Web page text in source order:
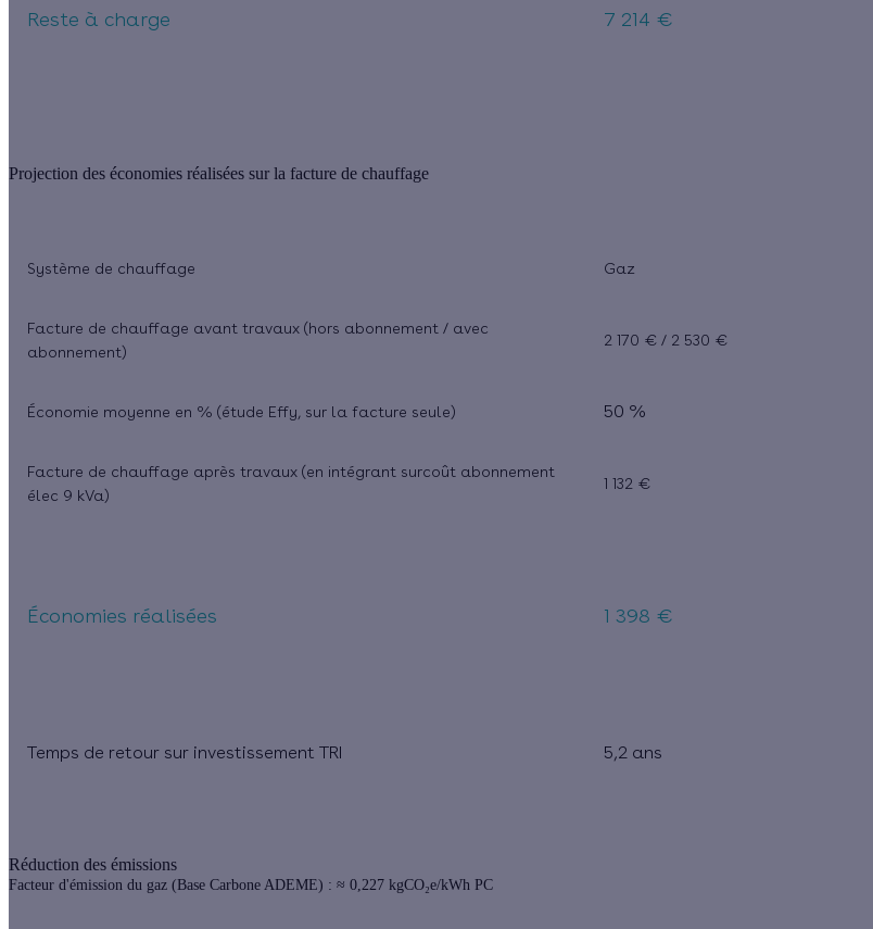
Reste à charge 7 214 €
Projection des économies réalisées sur la facture de chauffage
Système de chauffage Gaz
Facture de chauffage avant travaux (hors abonnement / avec
abonnement)
2 170 € / 2 530 €
Économie moyenne en % (étude Effy, sur la facture seule) 50 %
Facture de chauffage après travaux (en intégrant surcoût abonnement
élec 9 kVa)
1 132 €
Économies réalisées 1 398 €
Temps de retour sur investissement TRI 5,2 ans
Réduction des émissions
Facteur d'émission du gaz (Base Carbone ADEME) : ≈ 0,227 kgCO₂e/kWh PC